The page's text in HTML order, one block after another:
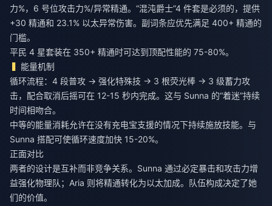
力%，6 号位攻击力%/异常精通。“混沌爵士”4 件套是必须的，提供
+30 精通和 23.1% 以太异常伤害。副词条应优先满足 400+ 精通的
门槛。
平民 4 星套装在 350+ 精通时可达到顶配性能的 75-80%。
能量机制
循环流程：4 段普攻 → 强化特殊技 → 3 根荧光棒 → 3 级蓄力攻
击，配合取消后摇可在 12-15 秒内完成。这与 Sunna 的“着迷”持续
时间相吻合。
中等的能量消耗允许在没有充电宝支援的情况下持续施放技能。与
Sunna 搭配可使循环速度加快 15-20%。
正面对比
两者的设计是互补而非竞争关系。Sunna 通过必定暴击和攻击力增
益强化物理队；Aria 则将精通转化为以太加成。队伍构成决定了她
们的价值。